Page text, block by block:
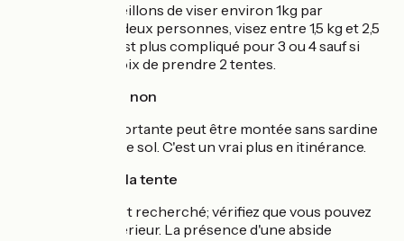
Nous vous conseillons de viser environ 1kg par
personne. Pour deux personnes, visez entre 1,5 kg et 2,5
kg maximum. C'est plus compliqué pour 3 ou 4 sauf si
vous faites le choix de prendre 2 tentes.
Autoportante ou non
Une tente autoportante peut être montée sans sardine
et sur tout type de sol. C'est un vrai plus en itinérance.
L'habitabilité de la tente
Suivant le confort recherché; vérifiez que vous pouvez
tenir assis à l'intérieur. La présence d'une abside